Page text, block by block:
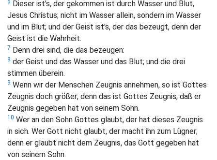
6 Dieser ist's, der gekommen ist durch Wasser und Blut,
Jesus Christus; nicht im Wasser allein, sondern im Wasser
und im Blut; und der Geist ist's, der das bezeugt, denn der
Geist ist die Wahrheit.
7 Denn drei sind, die das bezeugen:
8 der Geist und das Wasser und das Blut; und die drei
stimmen überein.
9 Wenn wir der Menschen Zeugnis annehmen, so ist Gottes
Zeugnis doch größer; denn das ist Gottes Zeugnis, daß er
Zeugnis gegeben hat von seinem Sohn.
10 Wer an den Sohn Gottes glaubt, der hat dieses Zeugnis
in sich. Wer Gott nicht glaubt, der macht ihn zum Lügner;
denn er glaubt nicht dem Zeugnis, das Gott gegeben hat
von seinem Sohn.